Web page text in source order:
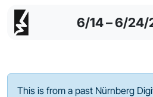
6/14 – 6/24/
Program - 2023
This is from a past Nürnberg